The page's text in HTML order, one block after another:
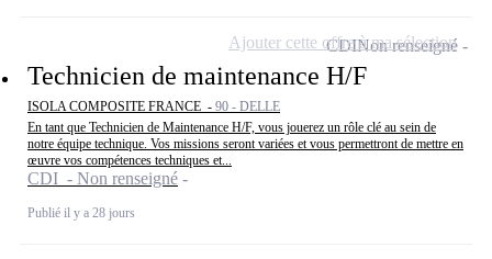
Technicien de maintenance H/F
ISOLA COMPOSITE FRANCE - 90 - DELLE
En tant que Technicien de Maintenance H/F, vous jouerez un rôle clé au sein de
notre équipe technique. Vos missions seront variées et vous permettront de mettre en
œuvre vos compétences techniques et...
CDI - Non renseigné
Publié il y a 28 jours
CDINon renseigné
Ajouter cette offre à ma sélection